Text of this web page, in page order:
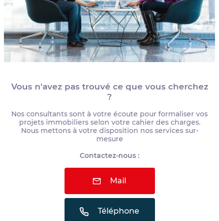
Vous n'avez pas trouvé ce que vous cherchez
?
Nos consultants sont à votre écoute pour formaliser vos
projets immobiliers selon votre cahier des charges.
Nous mettons à votre disposition nos services sur-
mesure
Contactez-nous :
Mail
Téléphone